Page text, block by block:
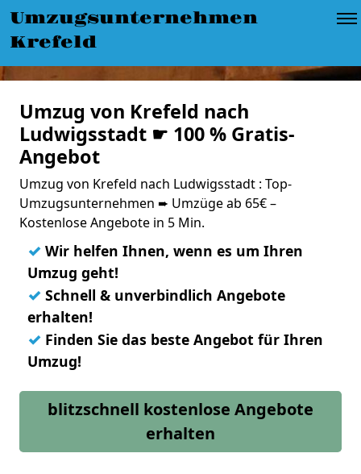
Umzugsunternehmen
Krefeld
Umzug von Krefeld nach
Ludwigsstadt ☛ 100 % Gratis-
Angebot
Umzug von Krefeld nach Ludwigsstadt : Top-
Umzugsunternehmen ➨ Umzüge ab 65€ –
Kostenlose Angebote in 5 Min.
✓ Wir helfen Ihnen, wenn es um Ihren
Umzug geht!
✓ Schnell & unverbindlich Angebote
erhalten!
✓ Finden Sie das beste Angebot für Ihren
Umzug!
blitzschnell kostenlose Angebote
erhalten